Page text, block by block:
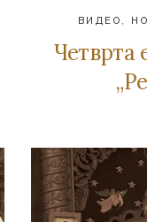
ВИДЕО ,
Четврта